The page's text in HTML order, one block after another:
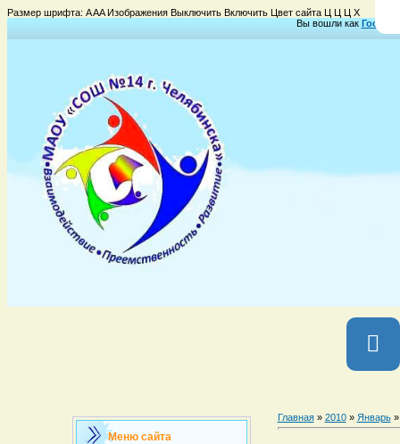
Размер шрифта: AAAИзображения Выключить Включить Цвет сайта Ц Ц Ц Х
Вы вошли как Гость
Меню сайта
Главная» 2010 » Январь »